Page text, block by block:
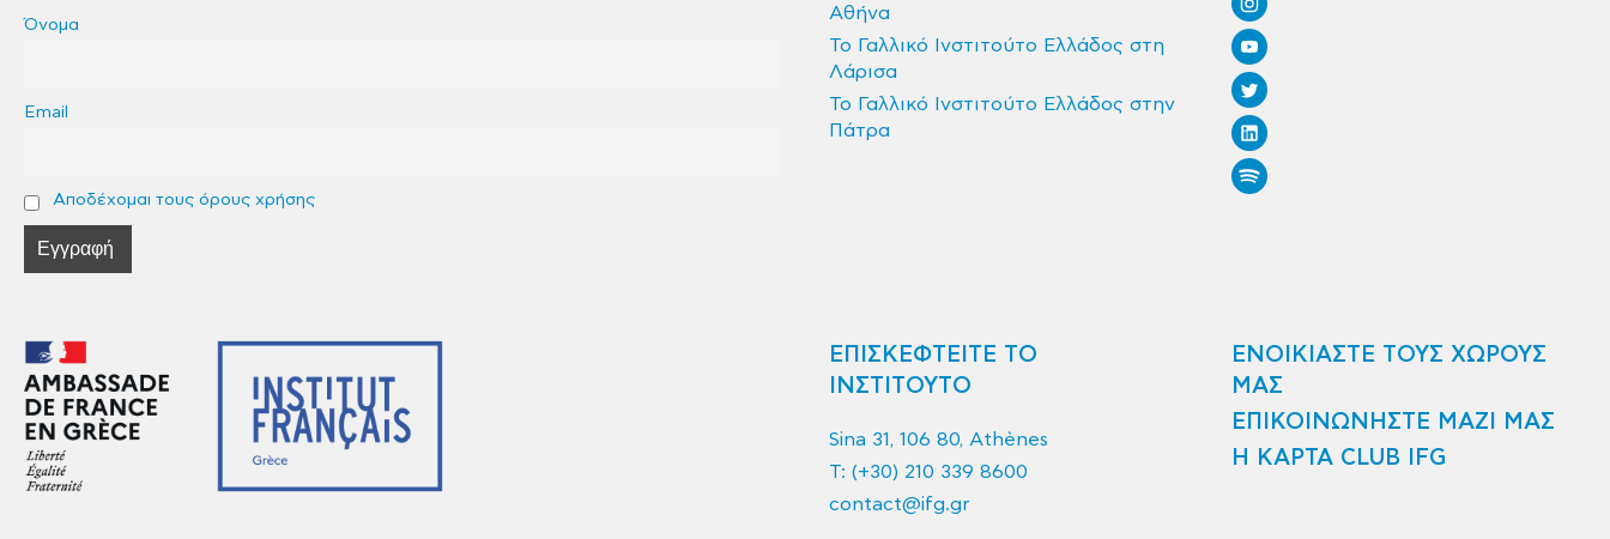
Όνομα
Email
Αποδέχομαι τους όρους χρήσης
Αθήνα
Το Γαλλικό Ινστιτούτο Ελλάδος στη
Λάρισα
Το Γαλλικό Ινστιτούτο Ελλάδος στην
Πάτρα
ΕΠΙΣΚΕΦΤΕΙΤΕ ΤΟ
ΙΝΣΤΙΤΟΥΤΟ
Sina 31, 106 80, Athènes
T: (+30) 210 339 8600
contact@ifg.gr
ΕΝΟΙΚΙΑΣΤΕ ΤΟΥΣ ΧΩΡΟΥΣ
ΜΑΣ
ΕΠΙΚΟΙΝΩΝΗΣΤΕ ΜΑΖΙ ΜΑΣ
Η ΚΑΡΤΑ CLUB IFG